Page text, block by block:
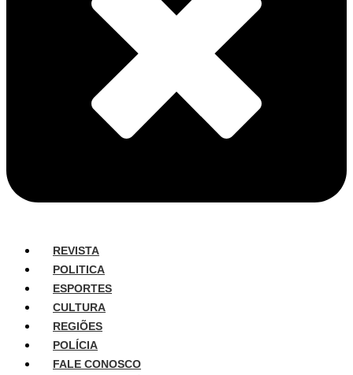
REVISTA
POLITICA
ESPORTES
CULTURA
REGIÕES
POLÍCIA
FALE CONOSCO